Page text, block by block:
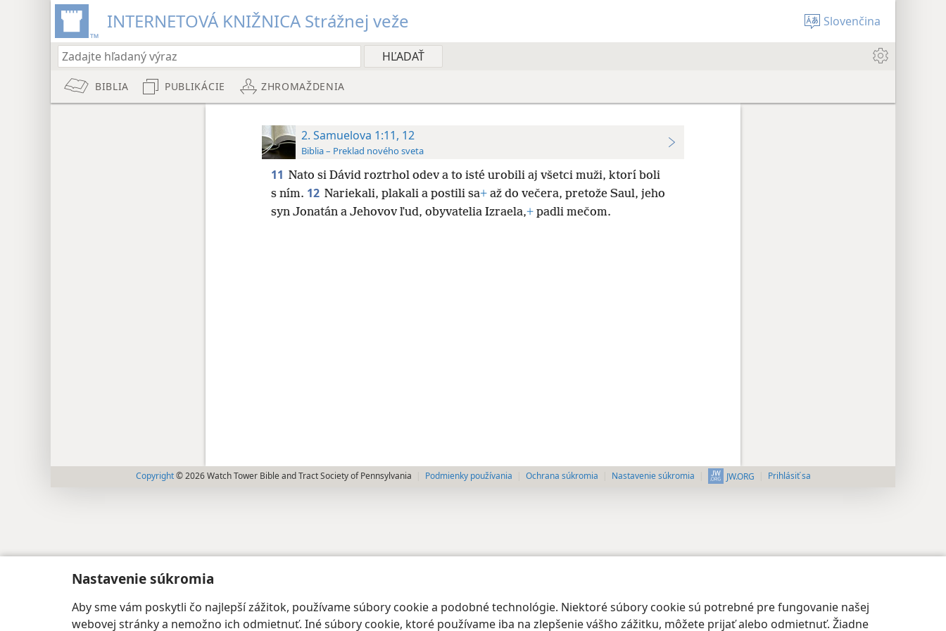
Nastavenie súkromia
Aby sme vám poskytli čo najlepší zážitok, používame súbory cookie a podobné technológie. Niektoré súbory cookie sú potrebné pre fungovanie našej
webovej stránky a nemožno ich odmietnuť. Iné súbory cookie, ktoré používame iba na zlepšenie vášho zážitku, môžete prijať alebo odmietnuť. Žiadne
INTERNETOVÁ KNIŽNICA Strážnej veže Slovenčina
BIBLIA PUBLIKÁCIE ZHROMAŽDENIA
2. Samuelova 1:11, 12
Biblia – Preklad nového sveta
11 Nato si Dávid roztrhol odev a to isté urobili aj všetci muži, ktorí boli
s ním. 12 Nariekali, plakali a postili sa+až do večera, pretože Saul, jeho
syn Jonatán a Jehovov ľud, obyvatelia Izraela,+padli mečom.
Copyright © 2026 Watch Tower Bible and Tract Society of Pennsylvania Podmienky používania Ochrana súkromia Nastavenie súkromia JW.ORG Prihlásiť sa